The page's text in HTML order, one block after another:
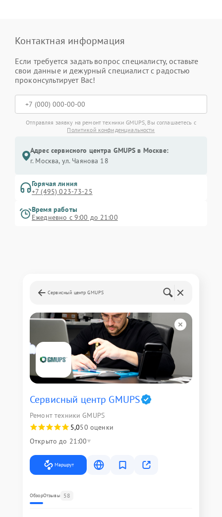
Контактная информация
Если требуется задать вопрос специалисту, оставьте
свои данные и дежурный специалист с радостью
проконсультирует Вас!
Отправляя заявку на ремонт техники GMUPS, Вы соглашаетесь с
Политикой конфиденциальности
Адрес сервисного центра GMUPS в Москве:
г. Москва, ул. Чаянова 18
Горячая линия
+7 (495) 023-73-25
Время работы
Ежедневно с 9:00 до 21:00
Сервисный центр GMUPS
Сервисный центр GMUPS
Ремонт техники GMUPS
5,050 оценки
Открыто до 21:00
Маршрут
ОбзорОтзывы 58